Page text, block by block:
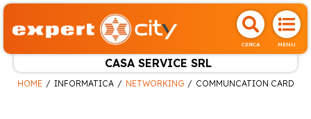
CERCA MENU
CASA SERVICE SRL
HOME INFORMATICA NETWORKING COMMUNCATION CARD